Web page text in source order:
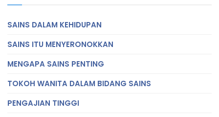
SAINS DALAM KEHIDUPAN
SAINS ITU MENYERONOKKAN
MENGAPA SAINS PENTING
TOKOH WANITA DALAM BIDANG SAINS
PENGAJIAN TINGGI